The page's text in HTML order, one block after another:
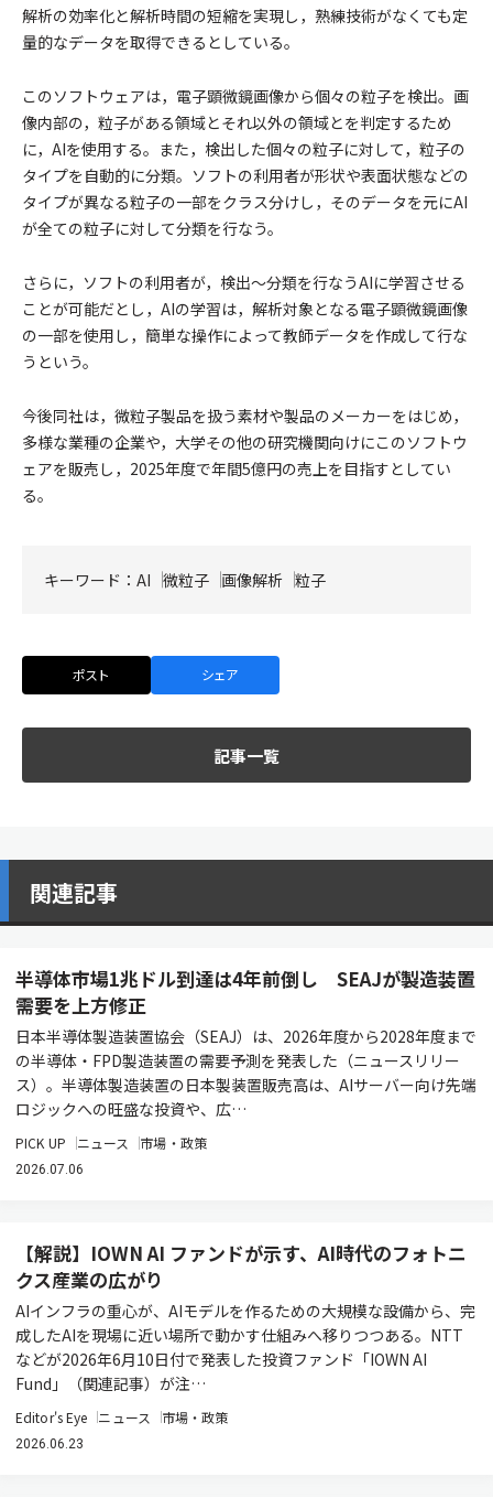
解析の効率化と解析時間の短縮を実現し，熟練技術がなくても定
量的なデータを取得できるとしている。
このソフトウェアは，電子顕微鏡画像から個々の粒子を検出。画
像内部の，粒子がある領域とそれ以外の領域とを判定するため
に，AIを使用する。また，検出した個々の粒子に対して，粒子の
タイプを自動的に分類。ソフトの利用者が形状や表面状態などの
タイプが異なる粒子の一部をクラス分けし，そのデータを元にAI
が全ての粒子に対して分類を行なう。
さらに，ソフトの利用者が，検出～分類を行なうAIに学習させる
ことが可能だとし，AIの学習は，解析対象となる電子顕微鏡画像
の一部を使用し，簡単な操作によって教師データを作成して行な
うという。
今後同社は，微粒子製品を扱う素材や製品のメーカーをはじめ，
多様な業種の企業や，大学その他の研究機関向けにこのソフトウ
ェアを販売し，2025年度で年間5億円の売上を目指すとしてい
る。
キーワード： AI 微粒子 画像解析 粒子
ポスト シェア
記事一覧
関連記事
半導体市場1兆ドル到達は4年前倒し SEAJが製造装置
需要を上方修正
日本半導体製造装置協会（SEAJ）は、2026年度から2028年度まで
の半導体・FPD製造装置の需要予測を発表した（ニュースリリー
ス）。半導体製造装置の日本製装置販売高は、AIサーバー向け先端
ロジックへの旺盛な投資や、広…
PICK UP ニュース 市場・政策
2026.07.06
【解説】IOWN AI ファンドが示す、AI時代のフォトニ
クス産業の広がり
AIインフラの重心が、AIモデルを作るための大規模な設備から、完
成したAIを現場に近い場所で動かす仕組みへ移りつつある。NTT
などが2026年6月10日付で発表した投資ファンド「IOWN AI
Fund」（関連記事）が注…
Editor's Eye ニュース 市場・政策
2026.06.23